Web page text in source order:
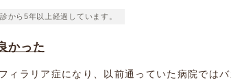
から5年以上経過しています。
かった
ィラリア症になり、以前通っていた病院では